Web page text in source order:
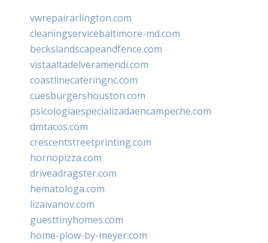
vwrepairarlington.com
cleaningservicebaltimore-md.com
beckslandscapeandfence.com
vistaaltadelveramendi.com
coastlinecateringnc.com
cuesburgershouston.com
psicologiaespecializadaencampeche.com
dmtacos.com
crescentstreetprinting.com
hornopizza.com
driveadragster.com
hematologa.com
lizaivanov.com
guesttinyhomes.com
home-plow-by-meyer.com